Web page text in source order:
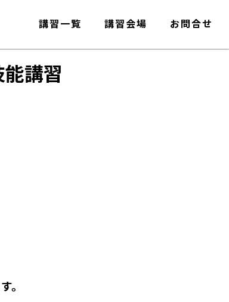
講習一覧 講習会場 お問合せ
講習
。